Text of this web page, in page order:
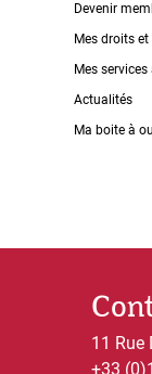
Devenir
Mes droits
Mes
Actualités
Ma boite à
11 Rue
+33